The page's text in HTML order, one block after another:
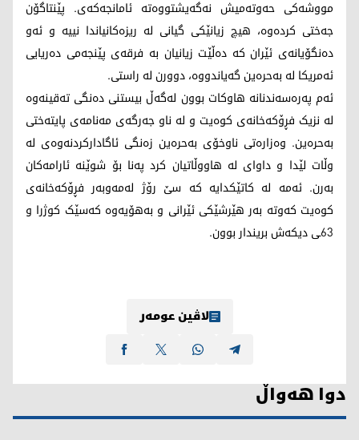
مووشەکی حەوتەمیش نەگەیشتووەتە ئامانجەکەی. پێنتاگۆن
جەختی کردەوە، هیچ زیانێکی گیانی لە ریزەکانیاندا نییە و ئەو
دەنگۆیانەی ئێران کە دەڵێت زیانیان بە فرقەی پێنجەمی دەریایی
ئەمریکا لە بەحرەین گەیاندووە، دوورن لە راستی.
ئەم پەرەسەندنانە هاوکات بوون لەگەڵ بیستنی دەنگی تەقینەوە
لە نزیک فڕۆکەخانەی کوەیت و لە ناو جەرگەی مەنامەی پایتەختی
بەحرەین. وەزارەتی ناوخۆی بەحرەین زەنگی ئاگادارکردنەوەی لە
وڵات لێدا و داوای لە هاووڵاتیان کرد پەنا بۆ شوێنە ئارامەکان
بەرن. ئەمە لە کاتێکدایە کە سێ رۆژ لەمەوبەر فڕۆکەخانەی
کوەیت کەوتە بەر هێرشێکی ئێرانی و بەهۆیەوە کەسێک کوژرا و
63ـی دیکەش بریندار بوون.
لاڤین عومەر
دوا هەواڵ